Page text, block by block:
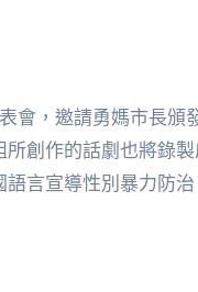
會，邀請勇媽市長頒
創作的話劇也將錄
言宣導性別暴力防